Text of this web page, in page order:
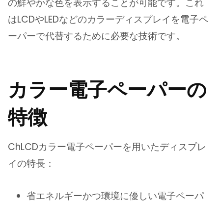
はLCDやLEDなどのカラーディスプレイを電子ペ
ーパーで代替するために必要な技術です。
カラー電子ペーパーの
特徴
ChLCDカラー電子ペーパーを用いたディスプレ
イの特長：
省エネルギーかつ環境に優しい電子ペーパ